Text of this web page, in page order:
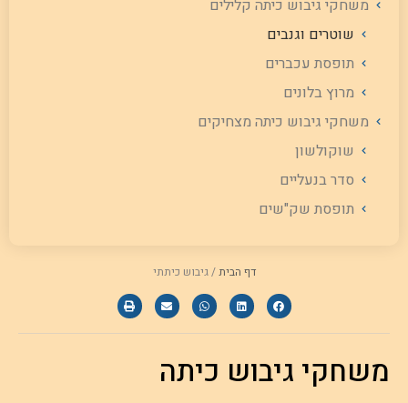
משחקי גיבוש כיתה קלילים
שוטרים וגנבים
תופסת עכברים
מרוץ בלונים
משחקי גיבוש כיתה מצחיקים
שוקולשון
סדר בנעליים
תופסת שק"שים
דף הבית/גיבוש כיתתי
משחקי גיבוש כיתה